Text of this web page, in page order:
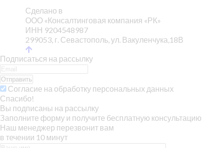
Сделано в
ООО «Консалтинговая компания «РК»
ИНН 9204548987
299053, г. Севастополь, ул. Вакуленчука,18В
Подписаться на рассылку
Отправить
Согласие на обработку персональных данных
Спасибо!
Вы подписаны на рассылку
Заполните форму и получите бесплатную консультацию
Наш менеджер перезвонит вам
в течении 10 минут